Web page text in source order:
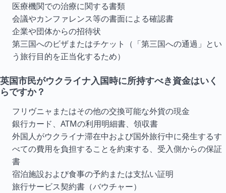
医療機関での治療に関する書類
会議やカンファレンス等の書面による確認書
企業や団体からの招待状
第三国へのビザまたはチケット（「第三国への通過」とい
う旅行目的を正当化するため）
英国市民がウクライナ入国時に所持すべき資金はいく
らですか？
フリヴニャまたはその他の交換可能な外貨の現金
銀行カード、ATMの利用明細書、領収書
外国人がウクライナ滞在中および国外旅行中に発生するす
べての費用を負担することを約束する、受入側からの保証
書
宿泊施設および食事の予約または支払い証明
旅行サービス契約書（バウチャー）